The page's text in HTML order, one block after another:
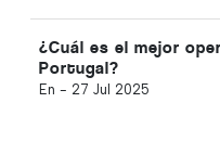
¿Cuál es el mejor
Portugal?
En - 27 Jul 2025